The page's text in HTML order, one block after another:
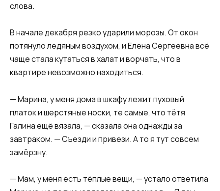
слова.
В начале декабря резко ударили морозы. От окон
потянуло ледяным воздухом, и Елена Сергеевна всё
чаще стала кутаться в халат и ворчать, что в
квартире невозможно находиться.
— Марина, у меня дома в шкафу лежит пуховый
платок и шерстяные носки, те самые, что тётя
Галина ещё вязала, — сказала она однажды за
завтраком. — Съезди и привези. А то я тут совсем
замёрзну.
— Мам, у меня есть тёплые вещи, — устало ответила